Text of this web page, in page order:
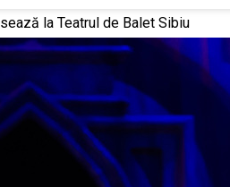
la Teatrul de Balet Sibiu